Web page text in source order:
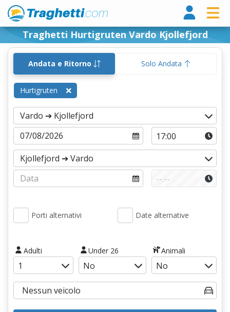
Traghetti Hurtigruten Vardo Kjollefjord
Andata e Ritorno Solo Andata
Hurtigruten
Porti alternativi Date alternative
Adulti Under 26 Animali